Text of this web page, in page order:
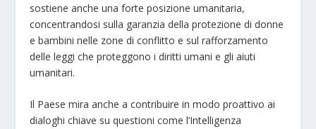
sostiene anche una forte posizione umanitaria,
concentrandosi sulla garanzia della protezione di donne
e bambini nelle zone di conflitto e sul rafforzamento
delle leggi che proteggono i diritti umani e gli aiuti
umanitari.
Il Paese mira anche a contribuire in modo proattivo ai
dialoghi chiave su questioni come l’Intelligenza